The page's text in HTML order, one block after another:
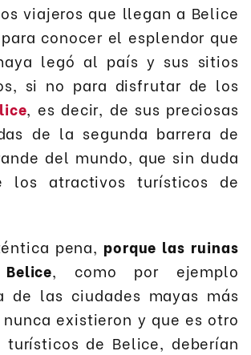
viajeros que llegan a Belice
conocer el esplendor que
legó al país y sus sitios
si no para disfrutar de los
, es decir, de sus preciosas
de la segunda barrera de
del mundo, que sin duda
los atractivos turísticos de
pena, porque las ruinas
, como por ejemplo
de las ciudades mayas más
existieron y que es otro
de Belice, deberían